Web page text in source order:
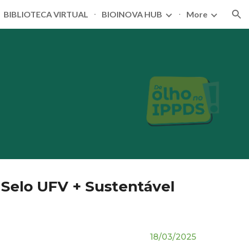
BIBLIOTECA VIRTUAL BIOINOVA HUB More
UFV + Sustentável
18/03/2025